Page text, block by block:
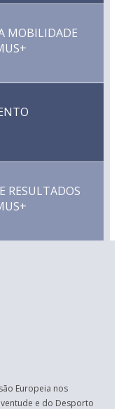
MOBILIDADE
RESULTADOS
Europeia nos
e do Desporto